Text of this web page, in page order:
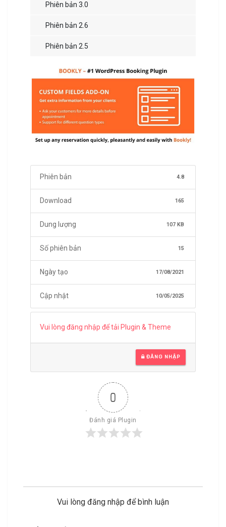
Phiên bản 3.0
Phiên bản 2.6
Phiên bản 2.5
Phiên bản 4.8
Download 165
Dung lượng 107 KB
Số phiên bản 15
Ngày tạo 17/08/2021
Cập nhật 10/05/2025
Vui lòng đăng nhập để tải Plugin & Theme
ĐĂNG NHẬP
0
Đánh giá Plugin
Vui lòng đăng nhập để bình luận